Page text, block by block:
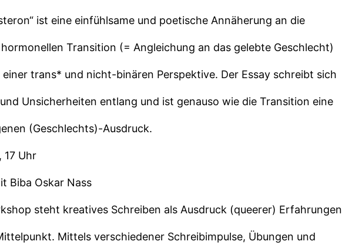
ist eine einfühlsame und poetische Annäherung an die
Transition (= Angleichung an das gelebte Geschlecht)
trans* und nicht-binären Perspektive. Der Essay schreibt sich
Unsicherheiten entlang und ist genauso wie die Transition eine
(Geschlechts)-Ausdruck.
17 Uhr
Biba Oskar Nass
steht kreatives Schreiben als Ausdruck (queerer) Erfahrungen
Mittels verschiedener Schreibimpulse, Übungen und